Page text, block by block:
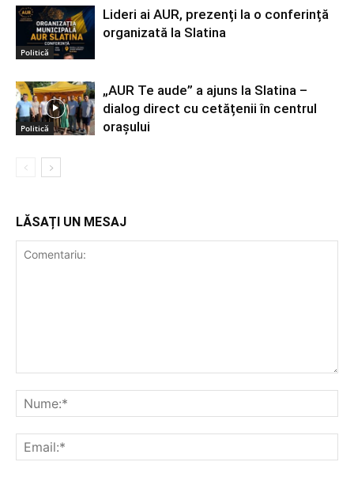
Politică
Lideri ai AUR, prezenți la o conferință
organizată la Slatina
Politică
„AUR Te aude” a ajuns la Slatina –
dialog direct cu cetățenii în centrul
orașului
LĂSAȚI UN MESAJ